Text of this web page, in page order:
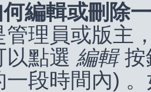
編輯或刪除
管理員或版主
以點選 編輯按
一段時間內)